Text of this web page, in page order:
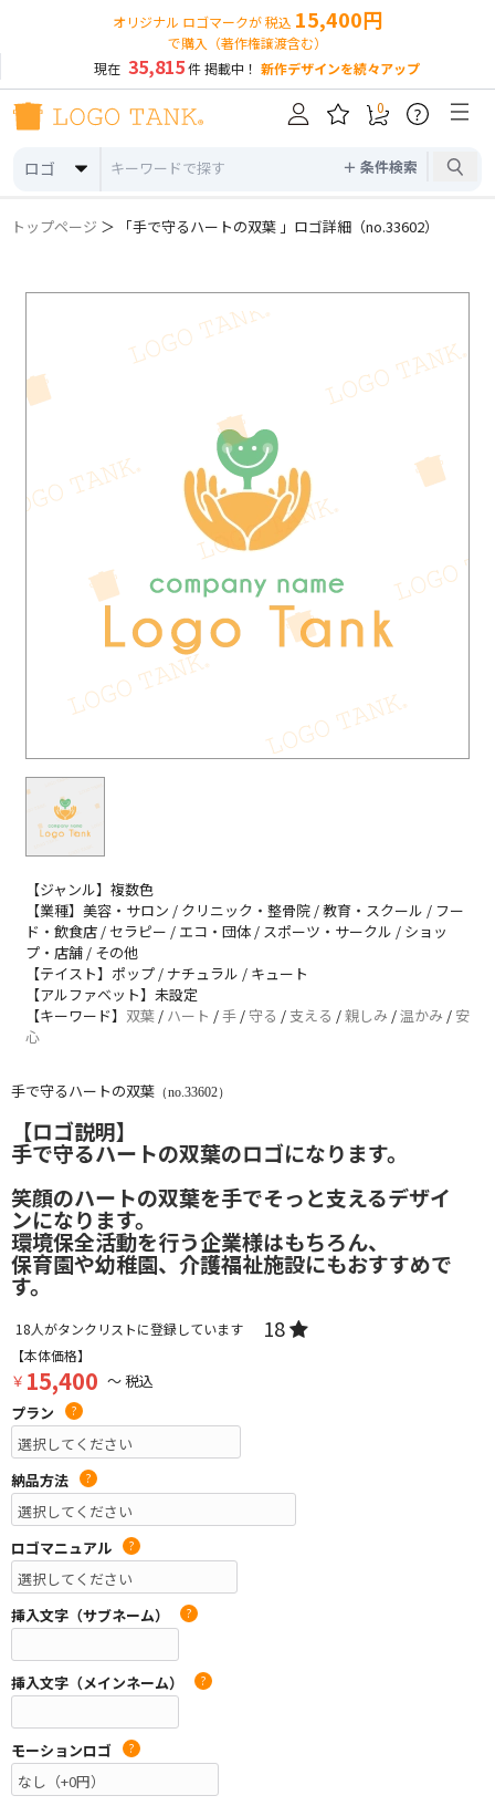
オリジナル ロゴマークが 税込 15,400円
で購入（著作権譲渡含む）
現在 35,815件 掲載中！ 新作デザインを続々アップ
ロゴ ＋ 条件検索
0 ?
トップページ ＞ 「手で守るハートの双葉 」ロゴ詳細（no.33602）
【ジャンル】複数色
【業種】美容・サロン / クリニック・整骨院 / 教育・スクール / フー
ド・飲食店 / セラピー / エコ・団体 / スポーツ・サークル / ショッ
プ・店舗 / その他
【テイスト】ポップ / ナチュラル / キュート
【アルファベット】未設定
【キーワード】 双葉 / ハート /手 /守る / 支える /親しみ /温かみ / 安
心
手で守るハートの双葉 （no.33602）
【ロゴ説明】
手で守るハートの双葉のロゴになります。
笑顔のハートの双葉を手でそっと支えるデザイ
ンになります。
環境保全活動を行う企業様はもちろん、
保育園や幼稚園、介護福祉施設にもおすすめで
す。
18人がタンクリストに登録しています 18
【本体価格】
￥ 15,400 ～ 税込
プラン
?
納品方法 ?
ロゴマニュアル ?
挿入文字（サブネーム） ?
挿入文字（メインネーム） ?
モーションロゴ ?